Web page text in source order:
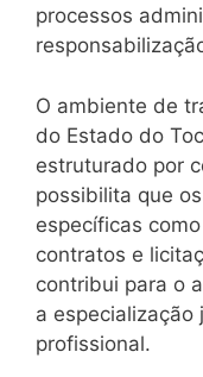
processos
O ambiente de
do Estado do
estruturado por
possibilita que
específicas
contratos e
contribui para o
a
profissional.